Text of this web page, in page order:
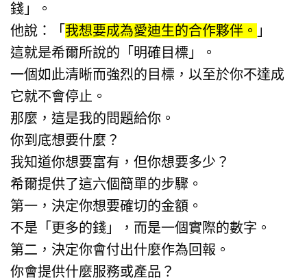
錢」。
他說：「 我想要成為愛迪生的合作夥伴。 」
這就是希爾所說的「明確目標」。
一個如此清晰而強烈的目標，以至於你不達成
它就不會停止。
那麼，這是我的問題給你。
你到底想要什麼？
我知道你想要富有，但你想要多少？
希爾提供了這六個簡單的步驟。
第一，決定你想要確切的金額。
不是「更多的錢」，而是一個實際的數字。
第二，決定你會付出什麼作為回報。
你會提供什麼服務或產品？